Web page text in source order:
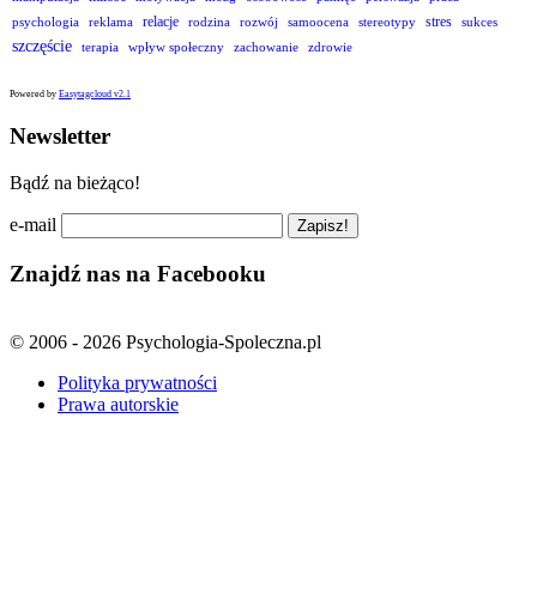
psychologia
reklama relacje rodzina rozwój samoocena stereotypy stres sukces
szczęście terapia wpływ społeczny zachowanie zdrowie
Powered by Easytagcloud v2.1
Newsletter
Bądź na bieżąco!
e-mail
Znajdź nas na Facebooku
© 2006 - 2026 Psychologia-Spoleczna.pl
Polityka prywatności
Prawa autorskie